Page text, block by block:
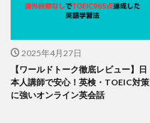
2025年4月27日
【ワールドトーク徹底レビュー】日
本人講師で安心！英検・TOEIC対策
に強いオンライン英会話